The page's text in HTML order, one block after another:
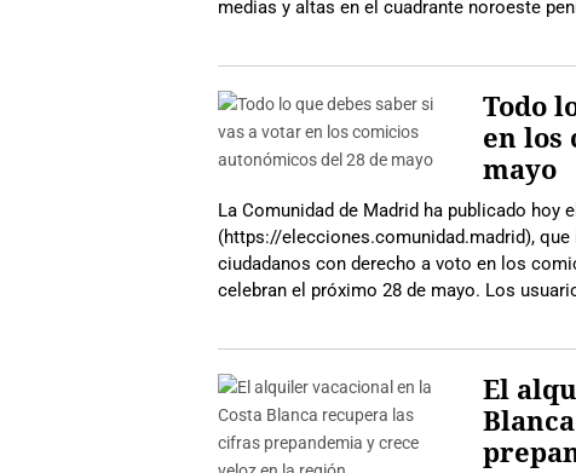
medias y altas en el cuadrante noroeste
Todo
en los
mayo
La Comunidad de Madrid ha publicado hoy
(https://elecciones.comunidad.madrid),
ciudadanos con derecho a voto en los
celebran el próximo 28 de mayo. Los
El